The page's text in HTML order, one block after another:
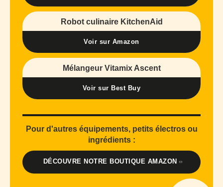
Robot culinaire KitchenAid
Voir sur Amazon
Mélangeur Vitamix Ascent
Voir sur Best Buy
Pour d'autres équipements, petits électros ou
ingrédients :
DÉCOUVRE NOTRE BOUTIQUE AMAZON